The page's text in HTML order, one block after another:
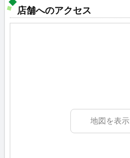
店舗へのアクセス
地図を表示